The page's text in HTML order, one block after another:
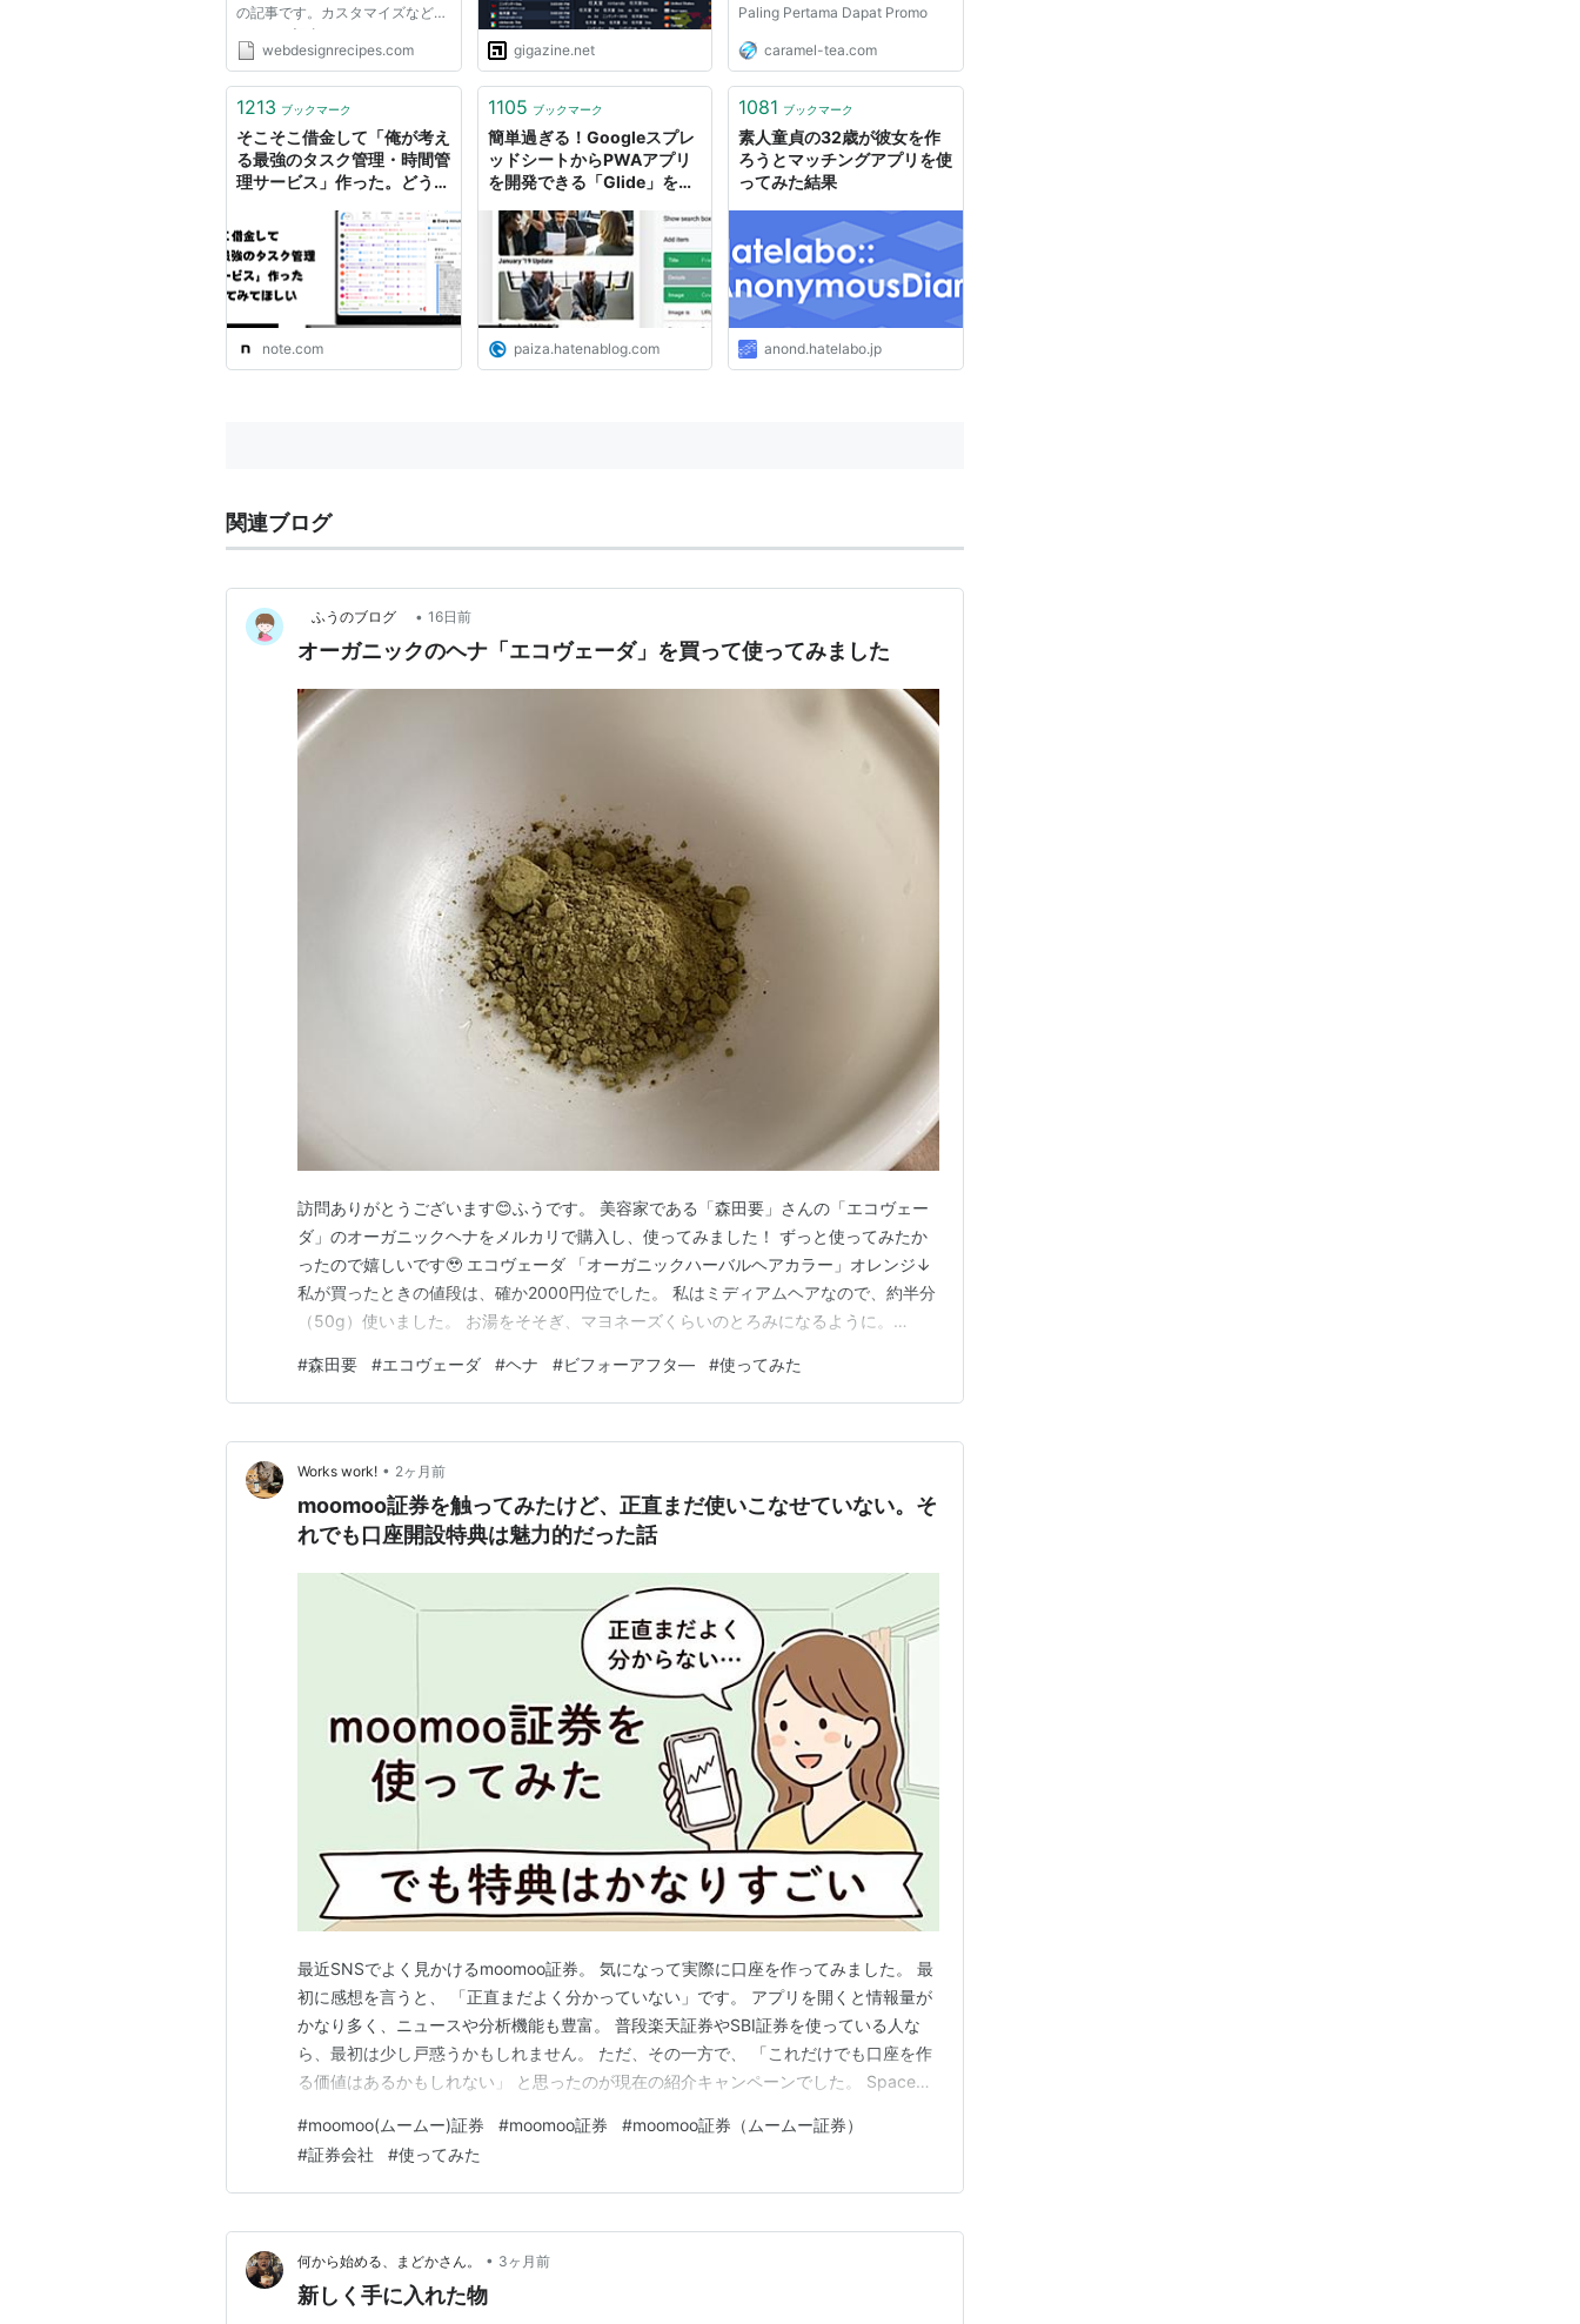
の記事です。カスタマイズなどに
ついての記事ではないので、いつ
もの読者さん向きの記事ではない
Webデザインレシピ、WordPress
webdesignrecipes.com gigazine.net
Paling Pertama Dapat Promo
caramel-tea.com
1213 ブックマーク
そこそこ借金して「俺が考え
る最強のタスク管理・時間管
理サービス」作った。どうか
jMatsuzaki🔥
note.com
1105 ブックマーク
簡単過ぎる！Googleスプレ
ッドシートからPWAアプリ
を開発できる「Glide」を使
paiza.hatenablog.com
1081 ブックマーク
素人童貞の32歳が彼女を作
ろうとマッチングアプリを使
ってみた結果
anond.hatelabo.jp
関連ブログ
ふうのブログ • 16日前
オーガニックのヘナ「エコヴェーダ」を買って使ってみました
訪問ありがとうございます😊ふうです。 美容家である「森田要」さんの「エコヴェー
ダ」のオーガニックヘナをメルカリで購入し、使ってみました！ ずっと使ってみたか
ったので嬉しいです🥹 エコヴェーダ 「オーガニックハーバルヘアカラー」オレンジ↓
私が買ったときの値段は、確か2000円位でした。 私はミディアムヘアなので、約半分
（50g）使いました。 お湯をそそぎ、マヨネーズくらいのとろみになるように。
に、植物アレルギーになる方もいるらしいので（ごく少数の方みたいですが） 初めて
使う方は、念のためパッチテストはした方が良…
#森田要 #エコヴェーダ #ヘナ #ビフォーアフタ― #使ってみた
Works work! • 2ヶ月前
moomoo証券を触ってみたけど、正直まだ使いこなせていない。そ
れでも口座開設特典は魅力的だった話
最近SNSでよく見かけるmoomoo証券。 気になって実際に口座を作ってみました。 最
初に感想を言うと、 「正直まだよく分かっていない」です。 アプリを開くと情報量が
かなり多く、ニュースや分析機能も豊富。 普段楽天証券やSBI証券を使っている人な
ら、最初は少し戸惑うかもしれません。 ただ、その一方で、 「これだけでも口座を作
る価値はあるかもしれない」 と思ったのが現在の紹介キャンペーンでした。 SpaceX
株の買付代金がもらえます。 SpaceXは世界的に注目されている企業ですが、未上場企
業なので普通はなかなか…
#moomoo(ムームー)証券 #moomoo証券 #moomoo証券（ムームー証券）
#証券会社 #使ってみた
何から始める、まどかさん。 • 3ヶ月前
新しく手に入れた物